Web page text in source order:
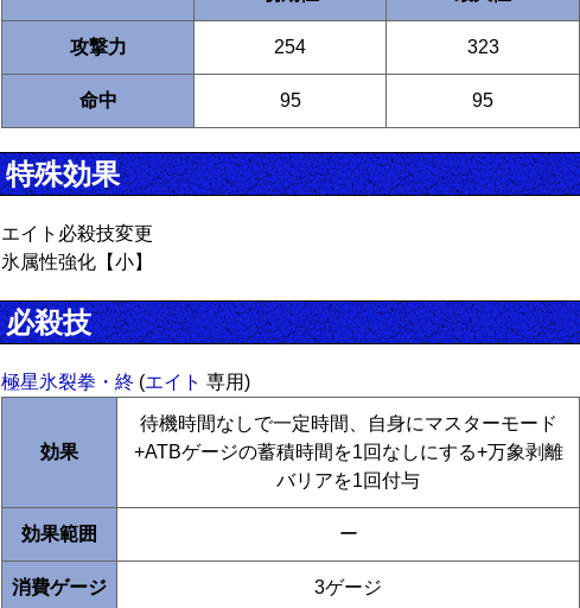
攻撃力 254 323
命中 95 95
特殊効果
エイト必殺技変更
氷属性強化【小】
必殺技
極星氷裂拳・終 (エイト 専用)
効果
待機時間なしで一定時間、自身にマスターモード
+ATBゲージの蓄積時間を1回なしにする+万象剥離
バリアを1回付与
効果範囲 ー
消費ゲージ 3ゲージ